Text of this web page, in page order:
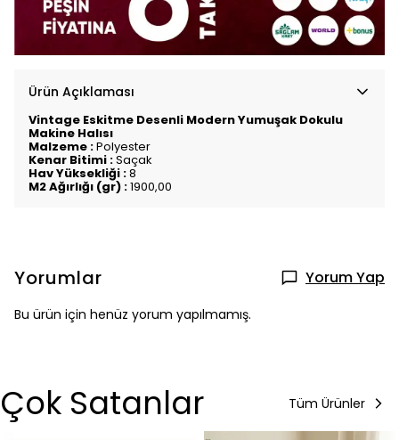
Ürün Açıklaması
Vintage Eskitme Desenli Modern Yumuşak Dokulu
Makine Halısı
Malzeme :Polyester
Kenar Bitimi :Saçak
Hav Yüksekliği :8
M2 Ağırlığı (gr) :1900,00
Yorumlar Yorum Yap
Bu ürün için henüz yorum yapılmamış.
Çok Satanlar Tüm Ürünler